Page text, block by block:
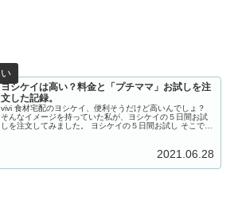
ヨシケイは高い？料金と「プチママ」お試しを注
文した記録。
vivi 食材宅配のヨシケイ、便利そうだけど高いんでしょ？
そんなイメージを持っていた私が、ヨシケイの５日間お試
しを注文してみました。 ヨシケイの５日間お試し そこで、
2021.06.28